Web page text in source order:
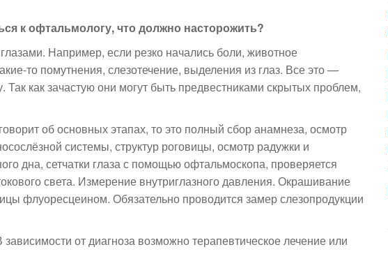
к офтальмологу, что должно насторожить?
Например, если резко начались боли, животное
то помутнения, слезотечение, выделения из глаз. Все это —
Так как зачастую они могут быть предвестниками скрытых проблем,
об основных этапах, то это полный сбор анамнеза, осмотр
системы, структур роговицы, осмотр радужки и
дна, сетчатки глаза с помощью офтальмоскопа, проверяется
света. Измерение внутриглазного давления. Окрашивание
флуоресцеином. Обязательно проводится замер слезопродукции
от диагноза возможно терапевтическое лечение или